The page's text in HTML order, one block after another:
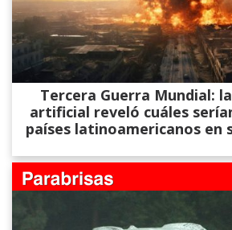
Tercera Guerra Mundial:
artificial reveló cuáles
países latinoamericanos en